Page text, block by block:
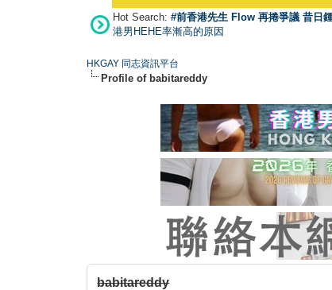
Hot Search: #前香港先生 Flow 再捲爭議 昔日
港男HEHE率漸高的原因
HKGAY 同志資訊平台
Profile of babitareddy
babitareddy